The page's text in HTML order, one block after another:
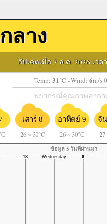
ลาง
อัปเดตเมื่อ 7 ส.ค. 2026 เวล
Temp: 31°C - Wind: 6m/s
พยากรณ์คุณภาพอากา
เสาร์ 8
26 ~ 30°C
อาทิตย์ 9
26 ~ 30°C
จั
27
ข้อมูล 5 วันที่ผ่านมา